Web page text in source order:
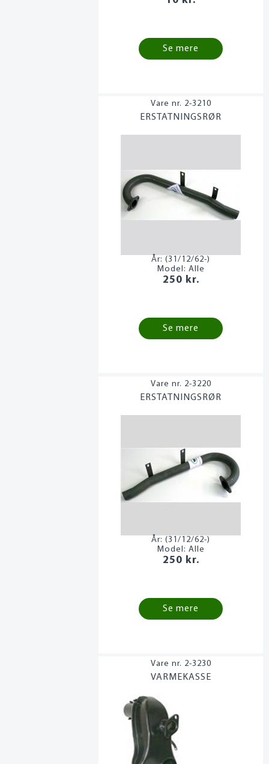
Se mere
2-3210
ERSTATNINGSRØR
År:(31/12/62-)
Model: Alle
250 kr.
Se mere
2-3220
ERSTATNINGSRØR
År:(31/12/62-)
Model: Alle
250 kr.
Se mere
2-3230
VARMEKASSE